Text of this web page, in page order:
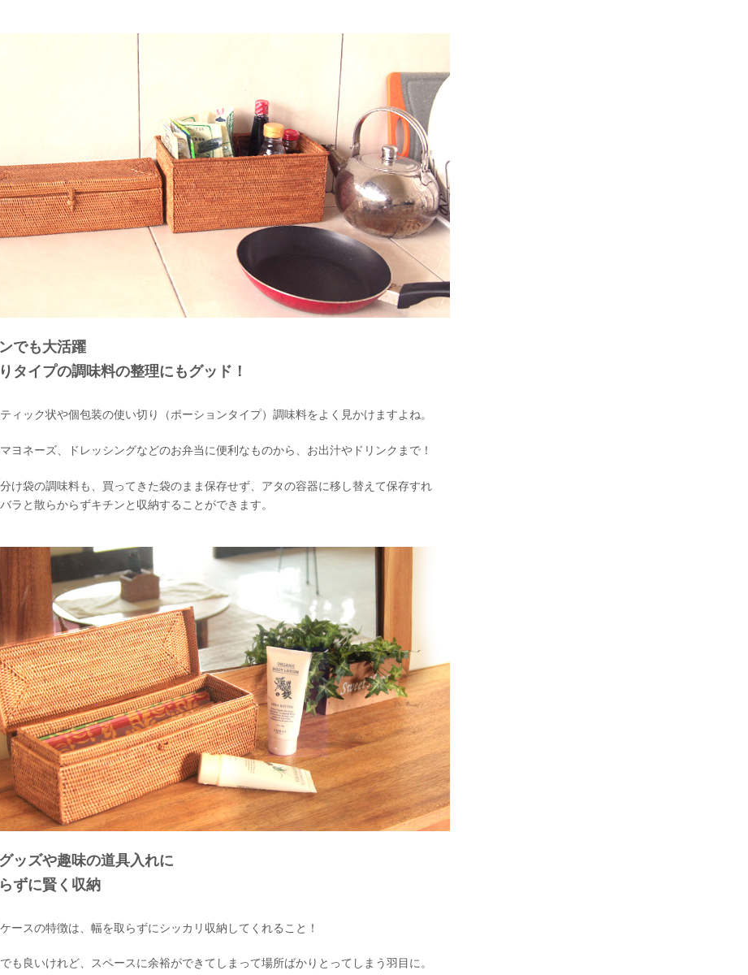
でも大活躍
タイプの調味料の整理にもグッド！
ィック状や個包装の使い切り（ポーションタイプ）調味料をよく見かけますよね。
ヨネーズ、ドレッシングなどのお弁当に便利なものから、お出汁やドリンクまで！
け袋の調味料も、買ってきた袋のまま保存せず、アタの容器に移し替えて保存すれ
ラと散らからずキチンと収納することができます。
ッズや趣味の道具入れに
ずに賢く収納
ースの特徴は、幅を取らずにシッカリ収納してくれること！
も良いけれど、スペースに余裕ができてしまって場所ばかりとってしまう羽目に。